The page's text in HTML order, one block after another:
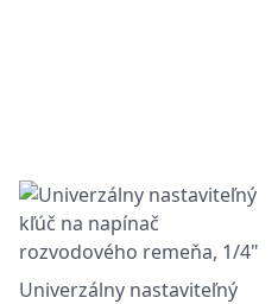
Univerzálny nastaviteľný